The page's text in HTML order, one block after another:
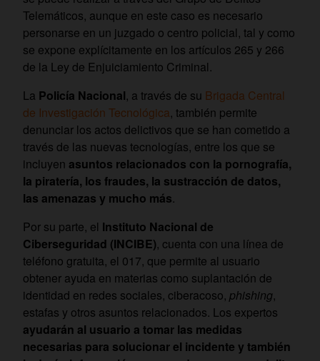
Telemáticos, aunque en este caso es necesario
personarse en un juzgado o centro policial, tal y como
se expone explícitamente en los artículos 265 y 266
de la Ley de Enjuiciamiento Criminal.
La Policía Nacional, a través de su Brigada Central
de Investigación Tecnológica, también permite
denunciar los actos delictivos que se han cometido a
través de las nuevas tecnologías, entre los que se
incluyen asuntos relacionados con la pornografía,
la piratería, los fraudes, la sustracción de datos,
las amenazas y mucho más.
Por su parte, el Instituto Nacional de
Ciberseguridad (INCIBE), cuenta con una línea de
teléfono gratuita, el 017, que permite al usuario
obtener ayuda en materias como suplantación de
identidad en redes sociales, ciberacoso, phishing,
estafas y otros asuntos relacionados. Los expertos
ayudarán al usuario a tomar las medidas
necesarias para solucionar el incidente y también